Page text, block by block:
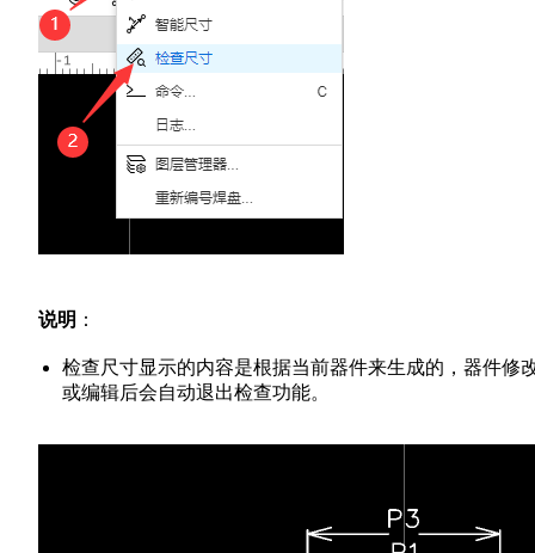
说明 ：
检查尺寸显示的内容是根据当前器件来生成的，器件修
或编辑后会自动退出检查功能。